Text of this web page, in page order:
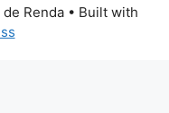
Renda • Built with